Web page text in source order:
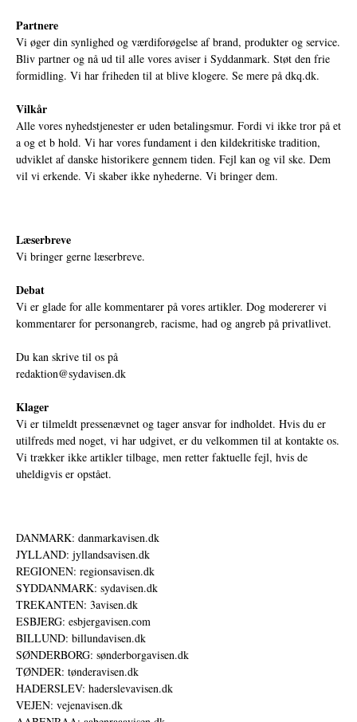
Partnere
Vi øger din synlighed og værdiforøgelse af brand, produkter og service.
Bliv partner og nå ud til alle vores aviser i Syddanmark. Støt den frie
formidling. Vi har friheden til at blive klogere. Se mere på dkq.dk.
Vilkår
Alle vores nyhedstjenester er uden betalingsmur. Fordi vi ikke tror på et
a og et b hold. Vi har vores fundament i den kildekritiske tradition,
udviklet af danske historikere gennem tiden. Fejl kan og vil ske. Dem
vil vi erkende. Vi skaber ikke nyhederne. Vi bringer dem.
Læserbreve
Vi bringer gerne læserbreve.
Debat
Vi er glade for alle kommentarer på vores artikler. Dog modererer vi
kommentarer for personangreb, racisme, had og angreb på privatlivet.
Du kan skrive til os på
redaktion@sydavisen.dk
Klager
Vi er tilmeldt pressenævnet og tager ansvar for indholdet. Hvis du er
utilfreds med noget, vi har udgivet, er du velkommen til at kontakte os.
Vi trækker ikke artikler tilbage, men retter faktuelle fejl, hvis de
uheldigvis er opstået.
DANMARK: danmarkavisen.dk
JYLLAND: jyllandsavisen.dk
REGIONEN: regionsavisen.dk
SYDDANMARK: sydavisen.dk
TREKANTEN: 3avisen.dk
ESBJERG: esbjergavisen.com
BILLUND: billundavisen.dk
SØNDERBORG: sønderborgavisen.dk
TØNDER: tønderavisen.dk
HADERSLEV: haderslevavisen.dk
VEJEN: vejenavisen.dk